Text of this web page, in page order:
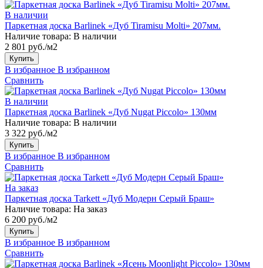
В наличии
Паркетная доска Barlinek «Дуб Tiramisu Molti» 207мм.
Наличие товара: В наличии
2 801 руб./м2
Купить
В избранное В избранном
Сравнить
В наличии
Паркетная доска Barlinek «Дуб Nugat Piccolo» 130мм
Наличие товара: В наличии
3 322 руб./м2
Купить
В избранное В избранном
Сравнить
На заказ
Паркетная доска Tarkett «Дуб Модерн Серый Браш»
Наличие товара: На заказ
6 200 руб./м2
Купить
В избранное В избранном
Сравнить